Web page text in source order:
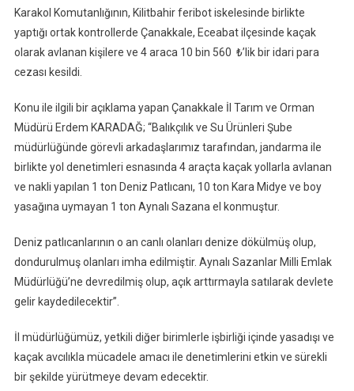
Karakol Komutanlığının, Kilitbahir feribot iskelesinde birlikte
yaptığı ortak kontrollerde Çanakkale, Eceabat ilçesinde kaçak
olarak avlanan kişilere ve 4 araca 10 bin 560 ₺’lik bir idari para
cezası kesildi.
Konu ile ilgili bir açıklama yapan Çanakkale İl Tarım ve Orman
Müdürü Erdem KARADAĞ; “Balıkçılık ve Su Ürünleri Şube
müdürlüğünde görevli arkadaşlarımız tarafından, jandarma ile
birlikte yol denetimleri esnasında 4 araçta kaçak yollarla avlanan
ve nakli yapılan 1 ton Deniz Patlıcanı, 10 ton Kara Midye ve boy
yasağına uymayan 1 ton Aynalı Sazana el konmuştur.
Deniz patlıcanlarının o an canlı olanları denize dökülmüş olup,
dondurulmuş olanları imha edilmiştir. Aynalı Sazanlar Milli Emlak
Müdürlüğü’ne devredilmiş olup, açık arttırmayla satılarak devlete
gelir kaydedilecektir”.
İl müdürlüğümüz, yetkili diğer birimlerle işbirliği içinde yasadışı ve
kaçak avcılıkla mücadele amacı ile denetimlerini etkin ve sürekli
bir şekilde yürütmeye devam edecektir.